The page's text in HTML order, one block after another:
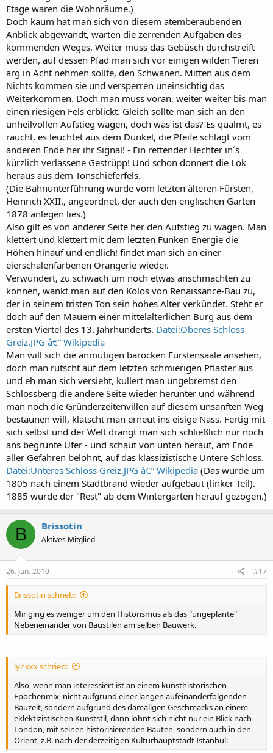
Etage waren die Wohnräume.)
Doch kaum hat man sich von diesem atemberaubenden
Anblick abgewandt, warten die zerrenden Aufgaben des
kommenden Weges. Weiter muss das Gebüsch durchstreift
werden, auf dessen Pfad man sich vor einigen wilden Tieren
arg in Acht nehmen sollte, den Schwänen. Mitten aus dem
Nichts kommen sie und versperren uneinsichtig das
Weiterkommen. Doch man muss voran, weiter weiter bis man
einen riesigen Fels erblickt. Gleich sollte man sich an den
unheilvollen Aufstieg wagen, doch was ist das? Es qualmt, es
raucht, es leuchtet aus dem Dunkel, die Pfeife schlägt vom
anderen Ende her ihr Signal! - Ein rettender Hechter in´s
kürzlich verlassene Gestrüpp! Und schon donnert die Lok
heraus aus dem Tonschieferfels.
(Die Bahnunterführung wurde vom letzten älteren Fürsten,
Heinrich XXII., angeordnet, der auch den englischen Garten
1878 anlegen lies.)
Also gilt es von anderer Seite her den Aufstieg zu wagen. Man
klettert und klettert mit dem letzten Funken Energie die
Höhen hinauf und endlich! findet man sich an einer
eierschalenfarbenen Orangerie wieder.
Verwundert, zu schwach um noch etwas anschmachten zu
können, wankt man auf den Kolos von Renaissance-Bau zu,
der in seinem tristen Ton sein hohes Alter verkündet. Steht er
doch auf den Mauern einer mittelalterlichen Burg aus dem
ersten Viertel des 13. Jahrhunderts. Datei:Oberes Schloss
Greiz.JPG â€“ Wikipedia
Man will sich die anmutigen barocken Fürstensääle ansehen,
doch man rutscht auf dem letzten schmierigen Pflaster aus
und eh man sich versieht, kullert man ungebremst den
Schlossberg die andere Seite wieder herunter und während
man noch die Gründerzeitenvillen auf diesem unsanften Weg
bestaunen will, klatscht man erneut ins eisige Nass. Fertig mit
sich selbst und der Welt drängt man sich schließlich nur noch
ans begrünte Ufer - und schaut von unten herauf, am Ende
aller Gefahren belohnt, auf das klassizistische Untere Schloss.
Datei:Unteres Schloss Greiz.JPG â€“ Wikipedia (Das wurde um
1805 nach einem Stadtbrand wieder aufgebaut (linker Teil).
1885 wurde der "Rest" ab dem Wintergarten herauf gezogen.)
B Brissotin
Aktives Mitglied
26. Jan. 2010 #17
Brissotin schrieb:
Mir ging es weniger um den Historismus als das "ungeplante"
Nebeneinander von Baustilen am selben Bauwerk.
lynxxx schrieb:
Also, wenn man interessiert ist an einem kunsthistorischen
Epochenmix, nicht aufgrund einer langen aufeinanderfolgenden
Bauzeit, sondern aufgrund des damaligen Geschmacks an einem
eklektizistischen Kunststil, dann lohnt sich nicht nur ein Blick nach
London, mit seinen historisierenden Bauten, sondern auch in den
Orient, z.B. nach der derzeitigen Kulturhauptstadt Istanbul: